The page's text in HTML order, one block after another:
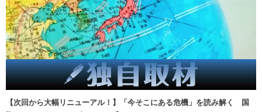
【次回から大幅リニューアル！】「今そこにある危機」を読み解く 国